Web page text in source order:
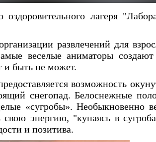
лагеря
развлечений для
веселые аниматоры создают
и быть не может.
возможность
снегопад. Белоснежные
«сугробы». Необыкновенно
энергию, "купаясь в
и позитива.